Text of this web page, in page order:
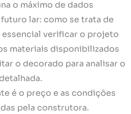
o máximo de dados
lar: como se trata de
essencial verificar o projeto
materiais disponibilizados
o decorado para analisar o
é o preço e as condições
pela construtora.